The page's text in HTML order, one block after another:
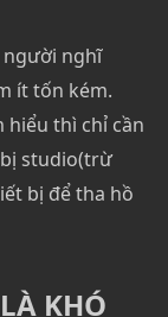
người nghĩ
ít tốn kém.
hiểu thì chỉ cần
studio(trừ
bị để tha hồ
KHÓ